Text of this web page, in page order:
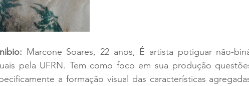
Marcone Soares, 22 anos, É artista potiguar não-
pela UFRN. Tem como foco em sua produção
a formação visual das características